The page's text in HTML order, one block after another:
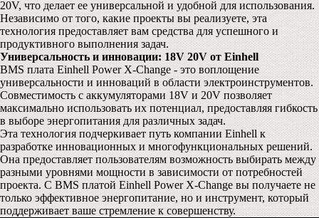
20V, что делает ее универсальной и удобной для использования.
Независимо от того, какие проекты вы реализуете, эта
технология предоставляет вам средства для успешного и
продуктивного выполнения задач.
Универсальность и инновации: 18V 20V от Einhell
BMS плата Einhell Power X-Change - это воплощение
универсальности и инноваций в области электроинструментов.
Совместимость с аккумуляторами 18V и 20V позволяет
максимально использовать их потенциал, предоставляя гибкость
в выборе энергопитания для различных задач.
Эта технология подчеркивает путь компании Einhell к
разработке инновационных и многофункциональных решений.
Она предоставляет пользователям возможность выбирать между
разными уровнями мощности в зависимости от потребностей
проекта. С BMS платой Einhell Power X-Change вы получаете не
только эффективное энергопитание, но и инструмент, который
поддерживает ваше стремление к совершенству.